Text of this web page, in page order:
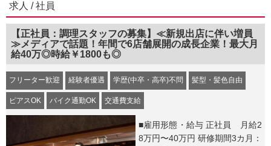
求人 / 社員
【正社員：調理スタッフの募集】≪新規出店に伴い増員
≫メディアで話題！年間で6店舗展開の成長企業！最大月
給40万◎時給￥1800も◎
フリーター歓迎 経験者優遇 学歴(中卒・高卒)不問 髪型・髪色自由
ピアスOK バイク通勤OK 交通費支給
■雇用形態・給与 正社員 月給2
8万円〜40万円 研修期間3カ月：